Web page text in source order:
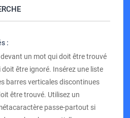
:
devant un mot qui doit être trouvé
être ignoré. Insérez une liste
barres verticales discontinues
être trouvé. Utilisez un
passe-partout si